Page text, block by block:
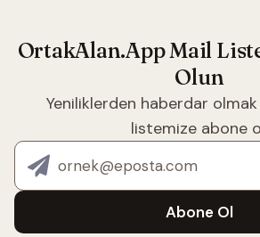
OrtakAlan.App Mail
Olun
Yeniliklerden haberdar
listemize abone
E-posta adresin
Abone Ol